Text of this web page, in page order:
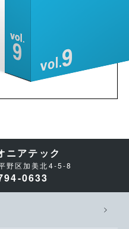
ニアテック
野区加美北4-5-8
0633